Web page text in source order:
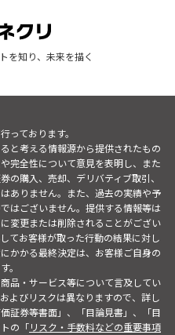
を知り、未来を描く
っております。
と考える情報源から提供されたもの
完全性について意見を表明し、また
の購入、売却、デリバティブ取引、
ありません。また、過去の実績や予
はございません。提供する情報等は
変更または削除されることがござい
てお客様が取った行動の結果に対し
かかる最終決定は、お客様ご自身の
。
品・サービス等について言及してい
よびリスクは異なりますので、詳し
証券等書面」、「目論見書」、「目
の「リスク・手数料などの重要事項